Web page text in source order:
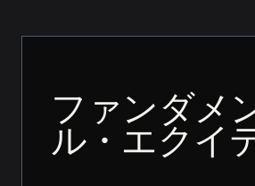
ファンダメ
ル・エクイ